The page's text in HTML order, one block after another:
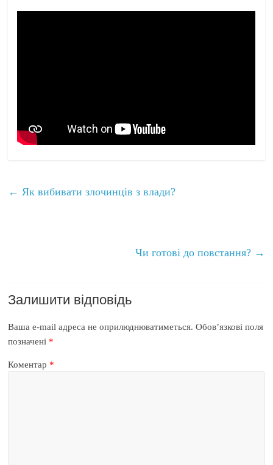
← Як вибивати злочинців з влади?
Чи готові до повстання? →
Залишити відповідь
Ваша e-mail адреса не оприлюднюватиметься. Обов’язкові поля
позначені *
Коментар *